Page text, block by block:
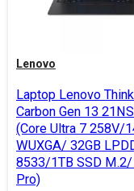
Lenovo
Laptop Lenovo
Carbon Gen 13
(Core Ultra 7 258V/
WUXGA/ 32GB
8533/1TB SSD M.2/
Pro)